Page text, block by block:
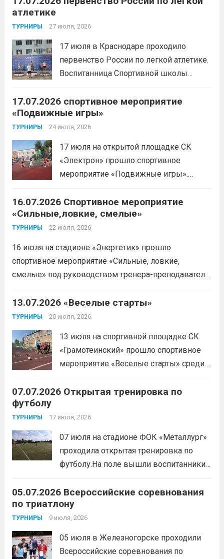
победительницей первенства
воспринимается как спорт для
избранных, требующий исключительно
физической мощи. Однако...
атлетике
ТУРНИРЫ 27 июля, 2026
17 июля в Краснодаре проходило
первенство России по легкой атлетике.
Воспитанница Спортивной школы
заняла 1 место на дистанции 3000 м. с
результатом 10.01,78. Подготовил
спортсменку тренер-преподаватель
дальше
17.07.2026 спортивное мероприятие
«Подвижные игры»
ТУРНИРЫ 24 июля, 2026
17 июля на открытой площадке СК
«Электрон» прошло спортивное
мероприятие «Подвижные игры».
16.07.2026 Спортивное мероприятие
«Сильные,ловкие, смелые»
ТУРНИРЫ 22 июля, 2026
16 июля на стадионе «Энергетик» прошло
спортивное мероприятие «Сильные, ловкие,
смелые» под руководством тренера-преподавателя
Сергеевича. Участники продемонстрировали
скоростные качества, силовую выносливость и
координацию.
13.07.2026 «Веселые старты»
ТУРНИРЫ 20 июля, 2026
13 июля на спортивной площадке СК
«Грамотеинский» прошло спортивное
мероприятие «Веселые старты» среди
шайбой».Несмотря на
мероприятия, главной целью
организаторы ставили сплочение
коллектива и пропаганду здорового
образа жизни. По итогам прохождения
всех этапов участники
07.07.2026 Открытая тренировка по
футболу
ТУРНИРЫ 17 июля, 2026
07 июля на стадионе ФОК «Металлург»
проходила открытая тренировка по
футболу.На поле вышли воспитанники
Участники отработали технику владения
мячом и сыграли несколько коротких
товарищеских матчей.
05.07.2026 Всероссийские соревнования
по триатлону
ТУРНИРЫ 9 июля, 2026
05 июля в Железногорске проходили
Всероссийские соревнования по